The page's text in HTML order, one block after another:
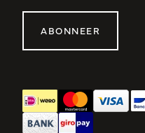
ABONNEER